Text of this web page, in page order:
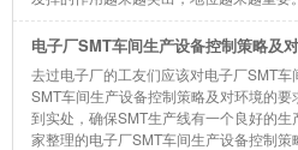
电子厂SMT车间生产设备控制策略及
去过电子厂的工友们应该对电子厂SMT
SMT车间生产设备控制策略及对环境的
到实处，确保SMT生产线有一个良好的
家整理的电子厂SMT车间生产设备控制